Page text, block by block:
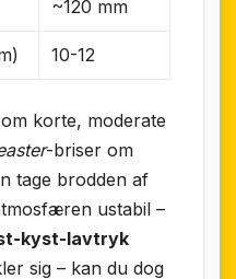
~120 mm
10-12
korte, moderate
-briser om
tage brodden af
ustabil –
kyst-lavtryk
sig – kan du dog